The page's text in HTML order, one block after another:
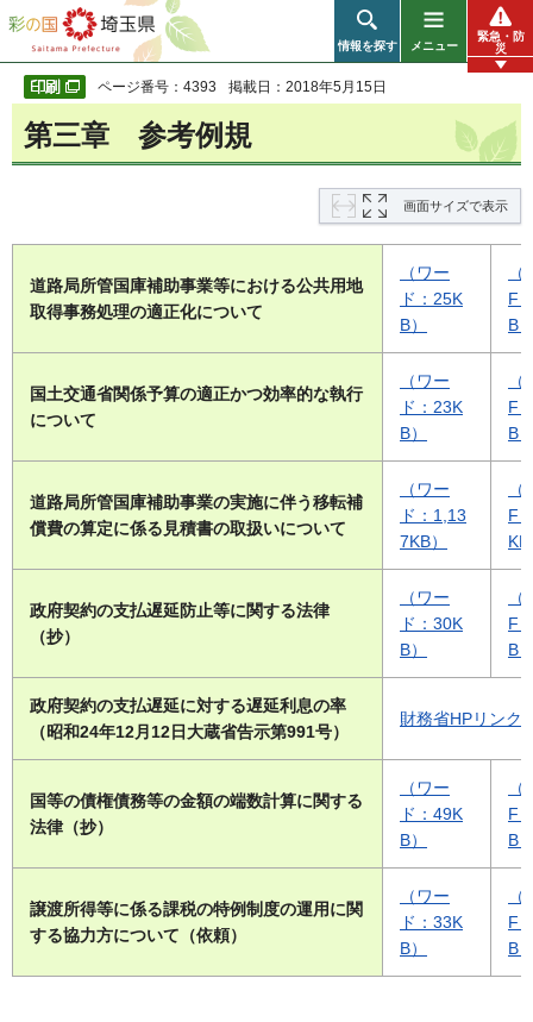
彩の国 埼玉県
情報を探す メニュー
緊急・防
災
ページ番号：4393 掲載日：2018年5月15日
第三章 参考例規
画面サイズで表示
道路局所管国庫補助事業等における公共用地
取得事務処理の適正化について
（ワー
ド：25K
B）
（
F
B
国土交通省関係予算の適正かつ効率的な執行
について
（ワー
ド：23K
B）
（
F
B
道路局所管国庫補助事業の実施に伴う移転補
償費の算定に係る見積書の取扱いについて
（ワー
ド：1,13
7KB）
（
F
政府契約の支払遅延防止等に関する法律
（抄）
（ワー
ド：30K
B）
（
F
B
政府契約の支払遅延に対する遅延利息の率
（昭和24年12月12日大蔵省告示第991号）
財務省HPリンク
国等の債権債務等の金額の端数計算に関する
法律（抄）
（ワー
ド：49K
B）
（
F
B
譲渡所得等に係る課税の特例制度の運用に関
する協力方について（依頼）
（ワー
ド：33K
B）
（
F
B